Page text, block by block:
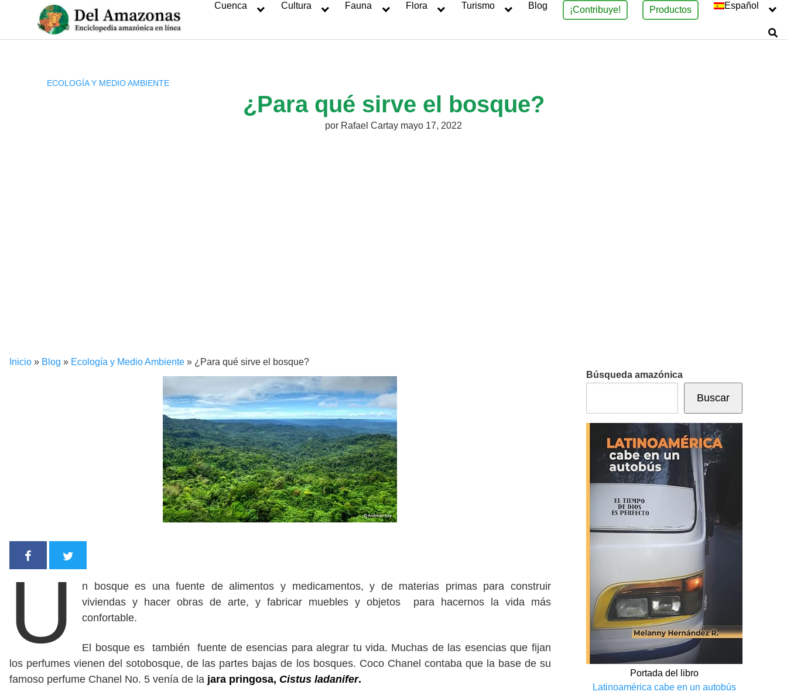
Cuenca Cultura Fauna Flora Turismo Blog ¡Contribuye! Productos Español
ECOLOGÍA Y MEDIO AMBIENTE
¿Para qué sirve el bosque?
por Rafael Cartay mayo 17, 2022
Inicio » Blog » Ecología y Medio Ambiente » ¿Para qué sirve el bosque?
U
n bosque es una fuente de alimentos y medicamentos, y de materias primas para construir
viviendas y hacer obras de arte, y fabricar muebles y objetos para hacernos la vida más
confortable.
El bosque es también fuente de esencias para alegrar tu vida. Muchas de las esencias que fijan
los perfumes vienen del sotobosque, de las partes bajas de los bosques. Coco Chanel contaba que la base de su
famoso perfume Chanel No. 5 venía de la jara pringosa, Cistus ladanifer.
Búsqueda amazónica
Buscar
Portada del libro
Latinoamérica cabe en un autobús